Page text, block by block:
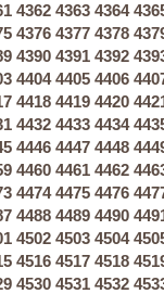
4362 4363 4364
4376 4377 4378
4390 4391 4392
4404 4405 4406
4418 4419 4420
4432 4433 4434
4446 4447 4448
4460 4461 4462
4474 4475 4476
4488 4489 4490
4502 4503 4504
4516 4517 4518
4530 4531 4532